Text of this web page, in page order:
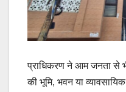
प्राधिकरण ने आम जनता से
की भूमि, भवन या